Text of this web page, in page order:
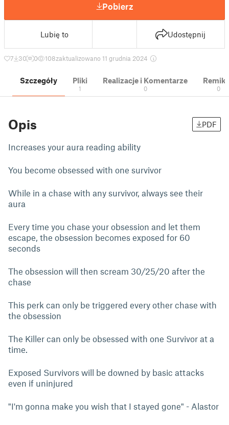
Pobierz
Lubię to Udostępnij
7 30 0 108zaktualizowano 11 grudnia 2024
Szczegóły Pliki
1
Realizacje i Komentarze
0 0
Opis PDF
Increases your aura reading ability
You become obsessed with one survivor
While in a chase with any survivor, always see their
aura
Every time you chase your obsession and let them
escape, the obsession becomes exposed for 60
seconds
The obsession will then scream 30/25/20 after the
chase
This perk can only be triggered every other chase with
the obsession
The Killer can only be obsessed with one Survivor at a
time.
Exposed Survivors will be downed by basic attacks
even if uninjured
"I'm gonna make you wish that I stayed gone" - Alastor